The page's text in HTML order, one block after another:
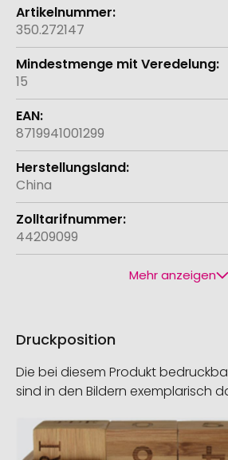
350.272147
15
8719941001299
China
44209099
Mehr anzeigen
Druckposition
Die bei diesem Produkt
sind in den Bildern exemplarisch